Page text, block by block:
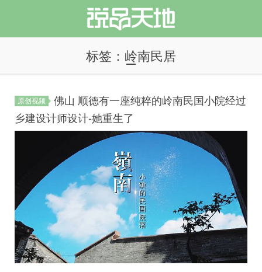
说品天地
标签：岭南民居
原创视频
佛山 顺德有一座纯粹的岭南民国小院经过
乡建设计师设计-她重生了